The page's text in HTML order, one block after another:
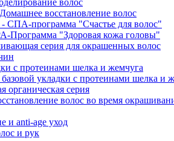
волос
восстановление волос
- СПА-программа "Счастье для волос"
Программа "Здоровая кожа головы"
серия для окрашенных волос
с протеинами шелка и жемчуга
укладки с протеинами шелка и
органическая серия
волос во время
и anti-age уход
и рук